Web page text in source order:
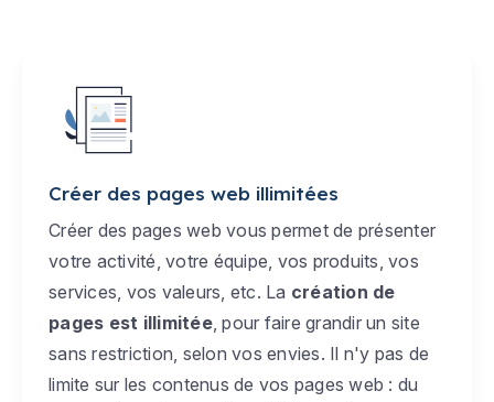
Créer des pages web illimitées
Créer des pages web vous permet de présenter
votre activité, votre équipe, vos produits, vos
services, vos valeurs, etc. La création de
pages est illimitée, pour faire grandir un site
sans restriction, selon vos envies. Il n'y pas de
limite sur les contenus de vos pages web : du